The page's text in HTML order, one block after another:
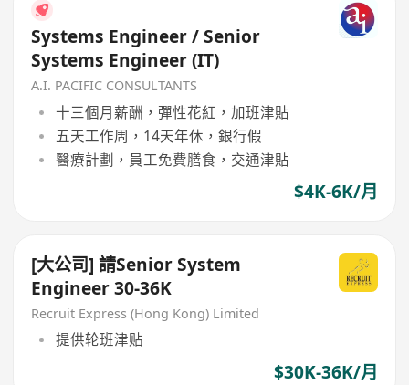
Systems Engineer / Senior
Systems Engineer (IT)
A.I. PACIFIC CONSULTANTS
十三個月薪酬，彈性花紅，加班津貼
五天工作周，14天年休，銀行假
醫療計劃，員工免費膳食，交通津貼
$4K-6K/月
[大公司] 請Senior System
Engineer 30-36K
Recruit Express (Hong Kong) Limited
提供轮班津贴
$30K-36K/月